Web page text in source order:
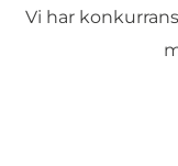
Vi har